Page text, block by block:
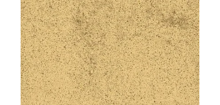
Перевозка осуществляется автотранспортом компании,
оборудованным кранами-манипуляторами. Это
принципиально важный момент: так плитка и брусчатка
транспортируются без повреждений и выгружаются
непосредственно на объекте — будь то строительная
площадка жилого комплекса, территория предприятия,
парковка торгового центра или двор частного дома.
Заказчику не нужно привлекать дополнительную
спецтехнику и рабочую силу. В результате — экономия
бюджета и ускорение начала укладки.